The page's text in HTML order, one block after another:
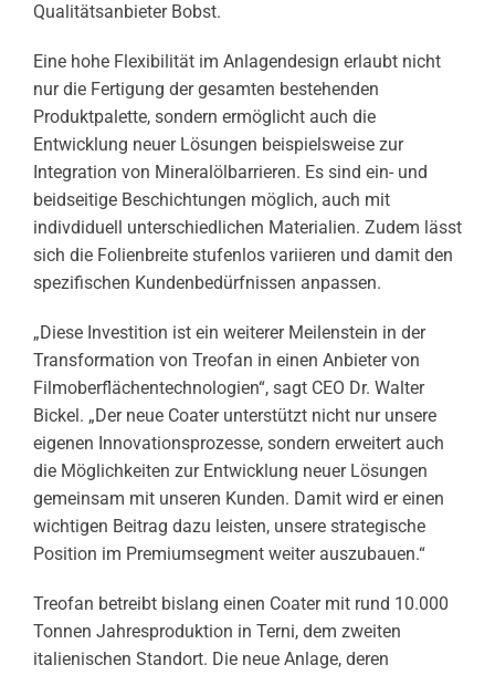
Qualitätsanbieter Bobst.
Eine hohe Flexibilität im Anlagendesign erlaubt nicht
nur die Fertigung der gesamten bestehenden
Produktpalette, sondern ermöglicht auch die
Entwicklung neuer Lösungen beispielsweise zur
Integration von Mineralölbarrieren. Es sind ein- und
beidseitige Beschichtungen möglich, auch mit
indivdiduell unterschiedlichen Materialien. Zudem lässt
sich die Folienbreite stufenlos variieren und damit den
spezifischen Kundenbedürfnissen anpassen.
„Diese Investition ist ein weiterer Meilenstein in der
Transformation von Treofan in einen Anbieter von
Filmoberflächentechnologien“, sagt CEO Dr. Walter
Bickel. „Der neue Coater unterstützt nicht nur unsere
eigenen Innovationsprozesse, sondern erweitert auch
die Möglichkeiten zur Entwicklung neuer Lösungen
gemeinsam mit unseren Kunden. Damit wird er einen
wichtigen Beitrag dazu leisten, unsere strategische
Position im Premiumsegment weiter auszubauen.“
Treofan betreibt bislang einen Coater mit rund 10.000
Tonnen Jahresproduktion in Terni, dem zweiten
italienischen Standort. Die neue Anlage, deren